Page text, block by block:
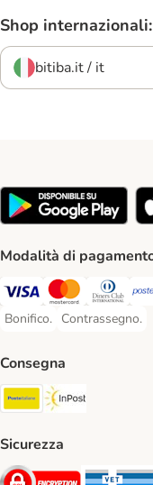
Shop internazionali:
bitiba.it / it
Modalità di
Visa. Payment Method
Mastercard.
Diners
Bonifico.
Bonifico. Payment Method
Contrassegno.
Contrassegno.
Consegna
Poste Italiane.
Sicurezza
Security